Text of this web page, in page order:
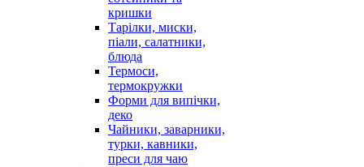
кришки
Тарілки, миски,
піали, салатники,
блюда
Термоси,
термокружки
Форми для випічки,
деко
Чайники, заварники,
турки, кавники,
преси для чаю